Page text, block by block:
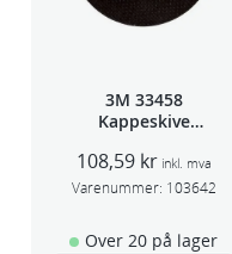
3M 33458
Kappeskive
5stk/pk pris/stk
108,59 kr inkl. mva
Varenummer: 103642
Over 20 på lager